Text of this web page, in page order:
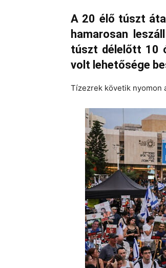
A 20 élő túszt
hamarosan
túszt délelőtt 10
volt lehetősége
Tízezrek követik nyomon